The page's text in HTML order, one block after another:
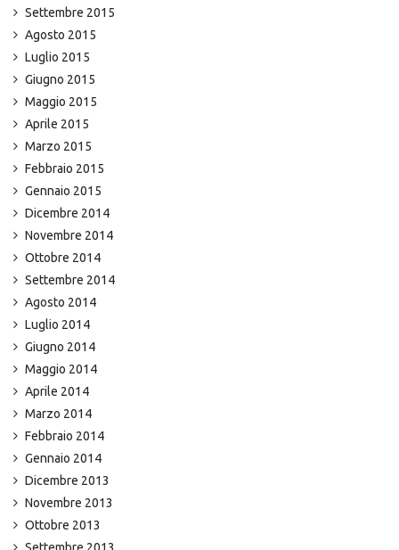
Settembre 2015
Agosto 2015
Luglio 2015
Giugno 2015
Maggio 2015
Aprile 2015
Marzo 2015
Febbraio 2015
Gennaio 2015
Dicembre 2014
Novembre 2014
Ottobre 2014
Settembre 2014
Agosto 2014
Luglio 2014
Giugno 2014
Maggio 2014
Aprile 2014
Marzo 2014
Febbraio 2014
Gennaio 2014
Dicembre 2013
Novembre 2013
Ottobre 2013